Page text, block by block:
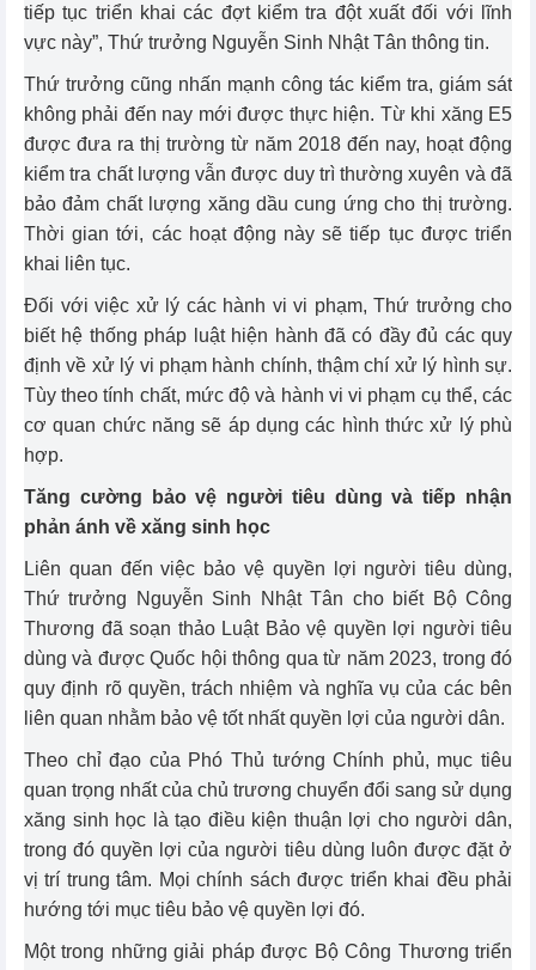
tiếp tục triển khai các đợt kiểm tra đột xuất đối với lĩnh
vực này”, Thứ trưởng Nguyễn Sinh Nhật Tân thông tin.
Thứ trưởng cũng nhấn mạnh công tác kiểm tra, giám sát
không phải đến nay mới được thực hiện. Từ khi xăng E5
được đưa ra thị trường từ năm 2018 đến nay, hoạt động
kiểm tra chất lượng vẫn được duy trì thường xuyên và đã
bảo đảm chất lượng xăng dầu cung ứng cho thị trường.
Thời gian tới, các hoạt động này sẽ tiếp tục được triển
khai liên tục.
Đối với việc xử lý các hành vi vi phạm, Thứ trưởng cho
biết hệ thống pháp luật hiện hành đã có đầy đủ các quy
định về xử lý vi phạm hành chính, thậm chí xử lý hình sự.
Tùy theo tính chất, mức độ và hành vi vi phạm cụ thể, các
cơ quan chức năng sẽ áp dụng các hình thức xử lý phù
hợp.
Tăng cường bảo vệ người tiêu dùng và tiếp nhận
phản ánh về xăng sinh học
Liên quan đến việc bảo vệ quyền lợi người tiêu dùng,
Thứ trưởng Nguyễn Sinh Nhật Tân cho biết Bộ Công
Thương đã soạn thảo Luật Bảo vệ quyền lợi người tiêu
dùng và được Quốc hội thông qua từ năm 2023, trong đó
quy định rõ quyền, trách nhiệm và nghĩa vụ của các bên
liên quan nhằm bảo vệ tốt nhất quyền lợi của người dân.
Theo chỉ đạo của Phó Thủ tướng Chính phủ, mục tiêu
quan trọng nhất của chủ trương chuyển đổi sang sử dụng
xăng sinh học là tạo điều kiện thuận lợi cho người dân,
trong đó quyền lợi của người tiêu dùng luôn được đặt ở
vị trí trung tâm. Mọi chính sách được triển khai đều phải
hướng tới mục tiêu bảo vệ quyền lợi đó.
Một trong những giải pháp được Bộ Công Thương triển